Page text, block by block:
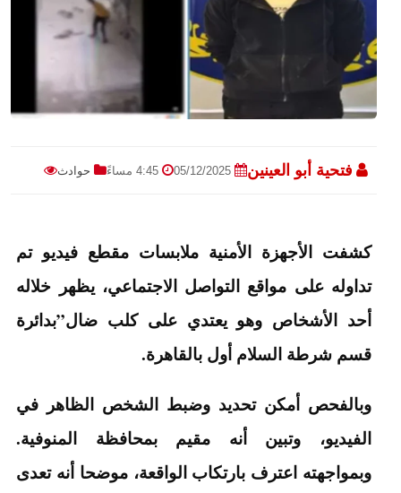
فتحية أبو العينين 05/12/2025 4:45 مساءً حوادث
كشفت الأجهزة الأمنية ملابسات مقطع فيديو تم
تداوله على مواقع التواصل الاجتماعي، يظهر خلاله
أحد الأشخاص وهو يعتدي على كلب ضال”بدائرة
قسم شرطة السلام أول بالقاهرة.
وبالفحص أمكن تحديد وضبط الشخص الظاهر في
الفيديو، وتبين أنه مقيم بمحافظة المنوفية.
وبمواجهته اعترف بارتكاب الواقعة، موضحا أنه تعدى